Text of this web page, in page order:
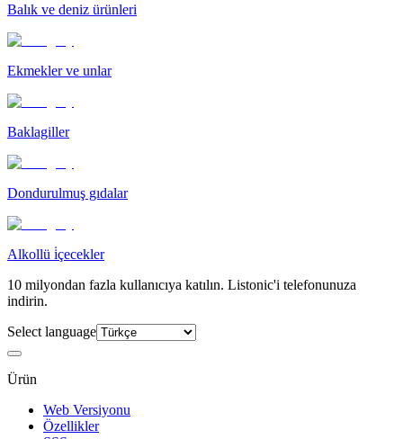
Balık ve deniz ürünleri
Ekmekler ve unlar
Baklagiller
Dondurulmuş gıdalar
Alkollü i̇çecekler
10 milyondan fazla kullanıcıya katılın. Listonic'i telefonunuza
indirin.
Select language
Ürün
Web Versiyonu
Özellikler